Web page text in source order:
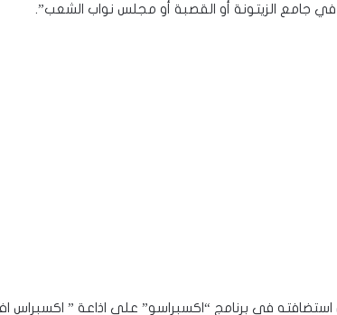
جامع الزيتونة أو القصبة أو مجلس نواب الشعب”.
في برنامج “اكسبراسو” على اذاعة ” اكسبراس